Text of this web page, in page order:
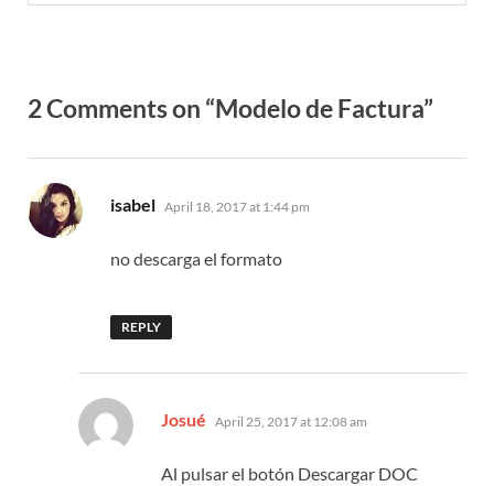
2 Comments on “Modelo de Factura”
isabel says:
April 18, 2017 at 1:44 pm
no descarga el formato
REPLY
Josué says:
April 25, 2017 at 12:08 am
Al pulsar el botón Descargar DOC